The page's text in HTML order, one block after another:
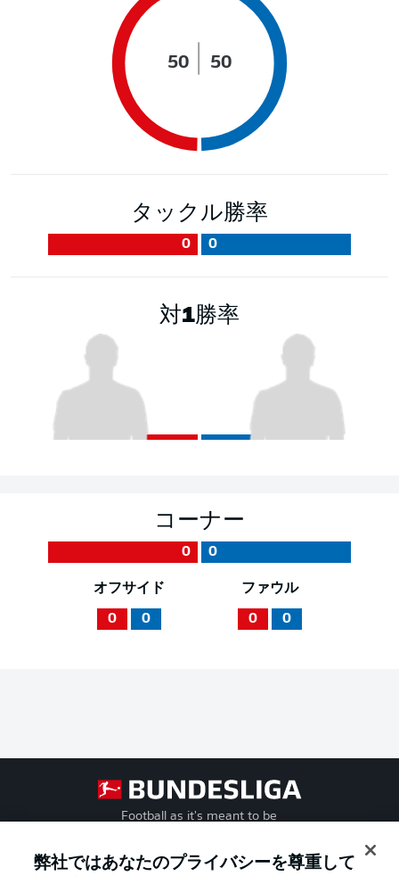
50 50
タックル勝率
0 0
対1勝率
コーナー
0 0
オフサイド
0 0
ファウル
0 0
Football as it's meant to be
弊社ではあなたのプライバシーを尊重して